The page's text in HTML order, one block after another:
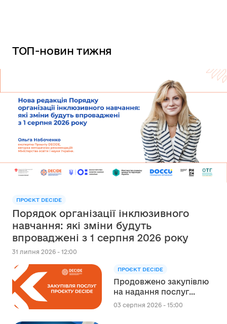
ТОП-новин тижня
ПРОЄКТ DECIDE
Порядок організації інклюзивного
навчання: які зміни будуть
впроваджені з 1 серпня 2026 року
31 липня 2026 - 12:00
ПРОЄКТ DECIDE
Продовжено закупівлю
на надання послуг
експерта зі
03 серпня 2026 - 15:00